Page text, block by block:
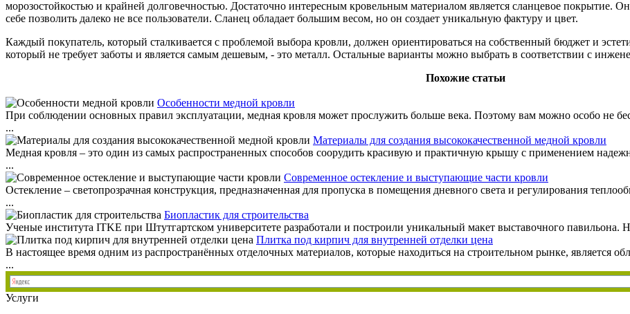
морозостойкостью и крайней долговечностью. Достаточно интересным кровельным материалом является сланцевое покрытие.
себе позволить далеко не все пользователи. Сланец обладает большим весом, но он создает уникальную фактуру и цвет.
Каждый покупатель, который сталкивается с проблемой выбора кровли, должен ориентироваться на собственный бюджет и
который не требует заботы и является самым дешевым, - это металл. Остальные варианты можно выбрать в соответствии с
Похожие статьи
Особенности медной кровли
При соблюдении основных правил эксплуатации, медная кровля может прослужить больше века. Поэтому вам можно особо не
...
Материалы для создания высококачественной медной кровли
Медная кровля – это один из самых распространенных способов соорудить красивую и практичную крышу с применением
...
Современное остекление и выступающие части кровли
Остекление – светопрозрачная конструкция, предназначенная для пропуска в помещения дневного света и регулирования
...
Биопластик для строительства
Ученые института ITKE при Штутгартском университете разработали и построили уникальный макет выставочного павильона.
Плитка под кирпич для внутренней отделки цена
В настоящее время одним из распространённых отделочных материалов, которые находиться на строительном рынке, является
...
Услуги